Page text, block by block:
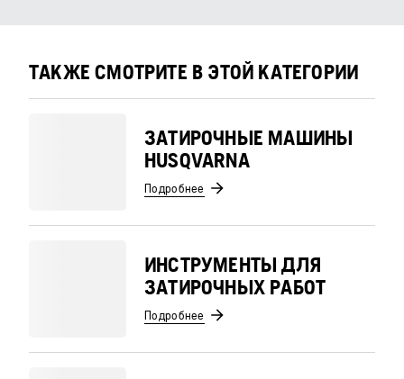
ТАКЖЕ СМОТРИТЕ В ЭТОЙ КАТЕГОРИИ
ЗАТИРОЧНЫЕ МАШИНЫ
HUSQVARNA
Подробнее
ИНСТРУМЕНТЫ ДЛЯ
ЗАТИРОЧНЫХ РАБОТ
Подробнее